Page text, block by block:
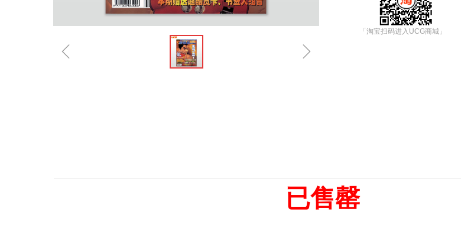
ꁆ ꁇ
已售罄
「淘宝扫码进入UCG商城」